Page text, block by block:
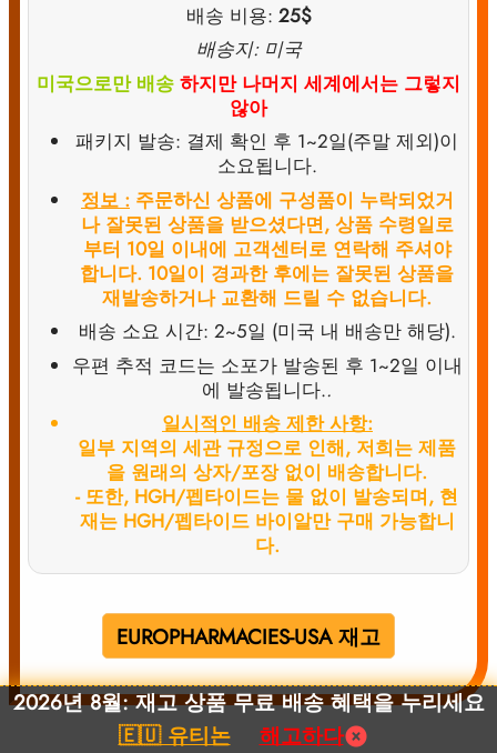
2026년 8월: 재고 상품 무료 배송 혜택을 누리세요
🇪🇺 유티논
해고하다
배송 비용: 25$
배송지: 미국
미국으로만 배송 하지만 나머지 세계에서는 그렇지
않아
패키지 발송: 결제 확인 후 1~2일(주말 제외)이
소요됩니다.
정보 : 주문하신 상품에 구성품이 누락되었거
나 잘못된 상품을 받으셨다면, 상품 수령일로
부터 10일 이내에 고객센터로 연락해 주셔야
합니다. 10일이 경과한 후에는 잘못된 상품을
재발송하거나 교환해 드릴 수 없습니다.
배송 소요 시간: 2~5일 (미국 내 배송만 해당).
우편 추적 코드는 소포가 발송된 후 1~2일 이내
에 발송됩니다..
일시적인 배송 제한 사항:
일부 지역의 세관 규정으로 인해, 저희는 제품
을 원래의 상자/포장 없이 배송합니다.
- 또한, HGH/펩타이드는 물 없이 발송되며, 현
재는 HGH/펩타이드 바이알만 구매 가능합니
다.
EUROPHARMACIES-USA 재고